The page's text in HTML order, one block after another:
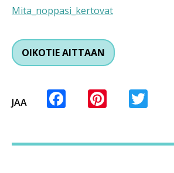
Mita_noppasi_kertovat
OIKOTIE AITTAAN
JAA Facebook
Pinterest